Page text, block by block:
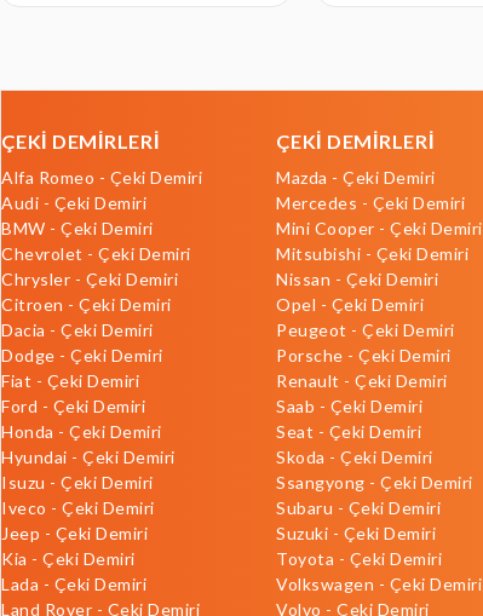
ÇEKİ DEMİRLERİ
Alfa Romeo - Çeki Demiri
Audi - Çeki Demiri
BMW - Çeki Demiri
Chevrolet - Çeki Demiri
Chrysler - Çeki Demiri
Citroen - Çeki Demiri
Dacia - Çeki Demiri
Dodge - Çeki Demiri
Fiat - Çeki Demiri
Ford - Çeki Demiri
Honda - Çeki Demiri
Hyundai - Çeki Demiri
Isuzu - Çeki Demiri
Iveco - Çeki Demiri
Jeep - Çeki Demiri
Kia - Çeki Demiri
Lada - Çeki Demiri
Land Rover - Çeki Demiri
ÇEKİ DEMİRLERİ
Mazda - Çeki Demiri
Mercedes - Çeki Demiri
Mini Cooper - Çeki Demiri
Mitsubishi - Çeki Demiri
Nissan - Çeki Demiri
Opel - Çeki Demiri
Peugeot - Çeki Demiri
Porsche - Çeki Demiri
Renault - Çeki Demiri
Saab - Çeki Demiri
Seat - Çeki Demiri
Skoda - Çeki Demiri
Ssangyong - Çeki Demiri
Subaru - Çeki Demiri
Suzuki - Çeki Demiri
Toyota - Çeki Demiri
Volkswagen - Çeki Demiri
Volvo - Çeki Demiri